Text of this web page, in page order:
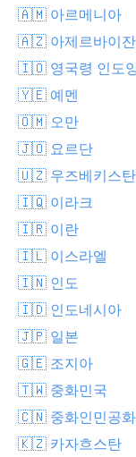
🇦🇲 아르메니아
🇦🇿 아제르바이잔
🇮🇴 영국령 인도
🇾🇪 예멘
🇴🇲 오만
🇯🇴 요르단
🇺🇿 우즈베키스탄
🇮🇶 이라크
🇮🇷 이란
🇮🇱 이스라엘
🇮🇳 인도
🇮🇩 인도네시아
🇯🇵 일본
🇬🇪 조지아
🇹🇼 중화민국
🇨🇳 중화인민공
🇰🇿 카자흐스탄